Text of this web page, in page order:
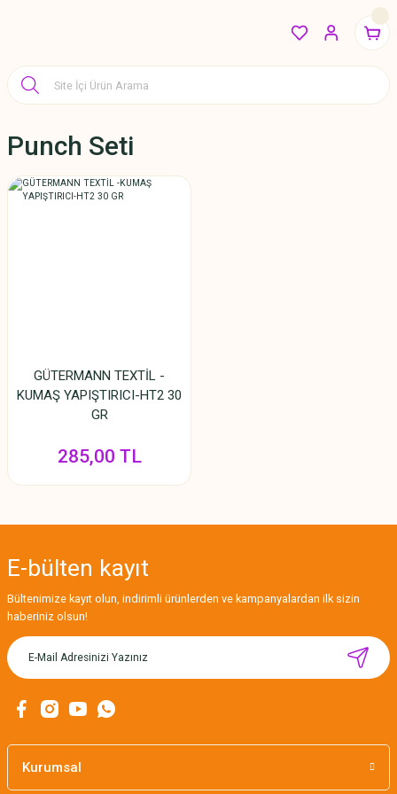
Punch Seti
GÜTERMANN TEXTİL -
KUMAŞ YAPIŞTIRICI-HT2 30
GR
285,00 TL
E-bülten kayıt
Bültenimize kayıt olun, indirimli ürünlerden ve kampanyalardan ilk sizin
haberiniz olsun!
Kurumsal